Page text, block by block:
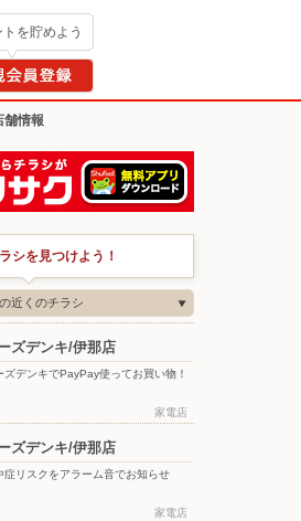
を貯めよう
舗情報
シを見つけよう！
近くのチラシ
ズデンキ/伊那店
ズデンキでPayPay使ってお買い物！
家電店
ズデンキ/伊那店
症リスクをアラーム音でお知らせ
家電店